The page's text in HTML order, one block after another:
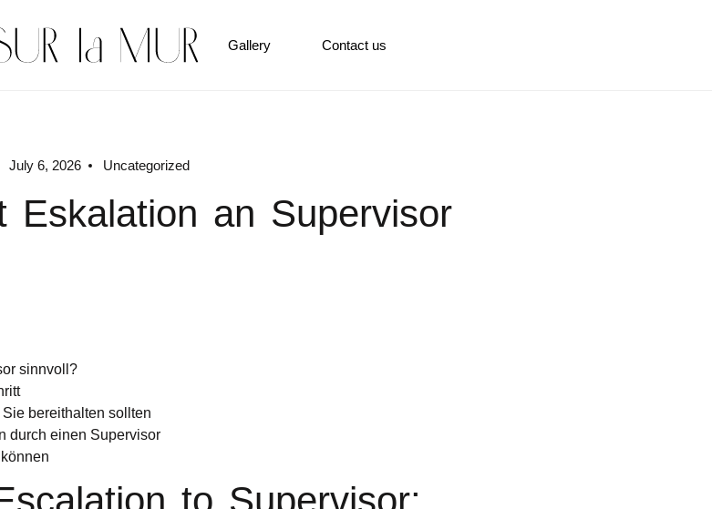
Gallery Contact us
July 6, 2026 Uncategorized
Eskalation an Supervisor
sinnvoll?
bereithalten sollten
durch einen Supervisor
to Supervisor: